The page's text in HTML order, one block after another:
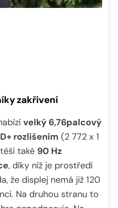
zakřivení
velký 6,76palcový
rozlišením (2 772 x 1
také 90 Hz
, díky níž je prostředí
že displej nemá již 120
Na druhou stranu to